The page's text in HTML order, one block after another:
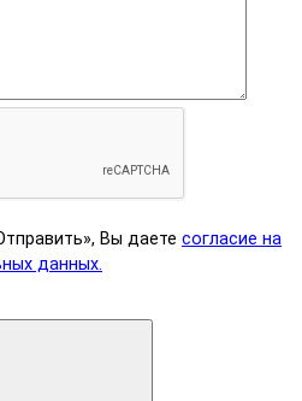
Вы даете согласие на
данных.